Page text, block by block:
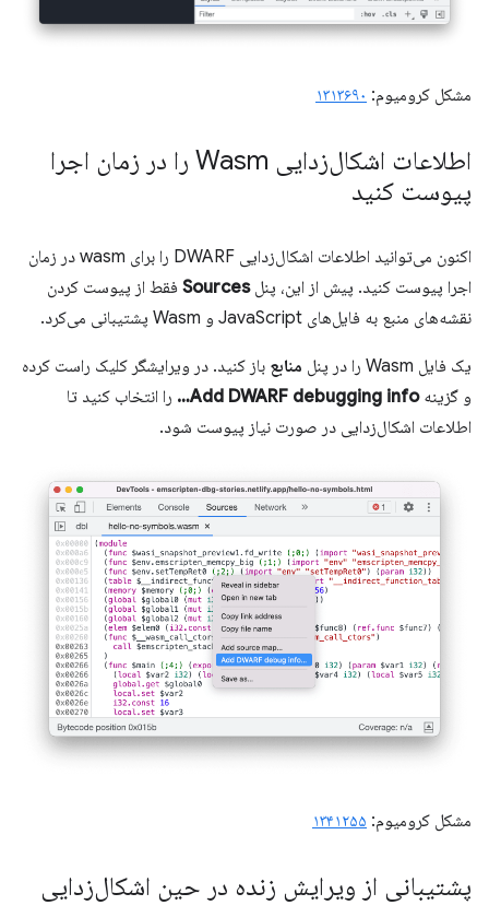
مشکل کرومیوم: ۱۳۱۳۶۹۰
اطلاعات اشکال‌زدایی Wasm را در زمان اجرا
پیوست کنید
اکنون می‌توانید اطلاعات اشکال‌زدایی DWARF را برای wasm در زمان
اجرا پیوست کنید. پیش از این، پنلSources فقط از پیوست کردن
نقشه‌های منبع به فایل‌های JavaScript و Wasm پشتیبانی می‌کرد.
یک فایل Wasm را در پنل منابع باز کنید. در ویرایشگر کلیک راست کرده
و گزینهAdd DWARF debugging info…
را انتخاب کنید تا
اطلاعات اشکال‌زدایی در صورت نیاز پیوست شود.
مشکل کرومیوم: ۱۳۴۱۲۵۵
پشتیبانی از ویرایش زنده در حین اشکال‌زدایی